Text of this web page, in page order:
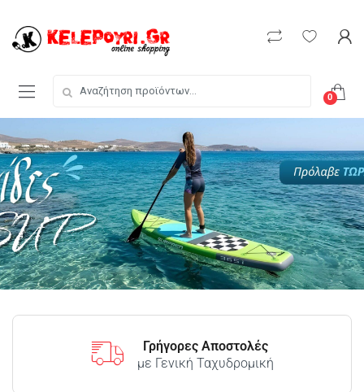
0
Γρήγορες Αποστολές
με Γενική Ταχυδρομική